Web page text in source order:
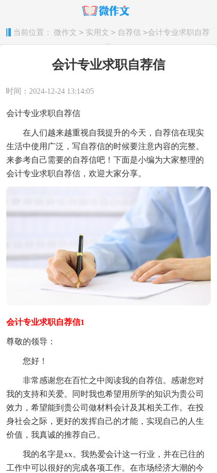
当前位置： 微作文 > 实用文 > 自荐信 >会计专业求职自荐
信
会计专业求职自荐信
时间：2024-12-24 13:14:05
会计专业求职自荐信
在人们越来越重视自我提升的今天，自荐信在现实
生活中使用广泛，写自荐信的时候要注意内容的完整。
来参考自己需要的自荐信吧！下面是小编为大家整理的
会计专业求职自荐信，欢迎大家分享。
会计专业求职自荐信1
尊敬的领导：
您好！
非常感谢您在百忙之中阅读我的自荐信。感谢您对
我的支持和关爱。同时我也希望用所学的知识为贵公司
效力，希望能到贵公司做材料会计及其相关工作。在投
身社会之际，更好的发挥自己的才能，实现自己的人生
价值，我真诚的推荐自己。
我的名字是xx。我热爱会计这一行业，并在已往的
工作中可以很好的完成各项工作。在市场经济大潮的今